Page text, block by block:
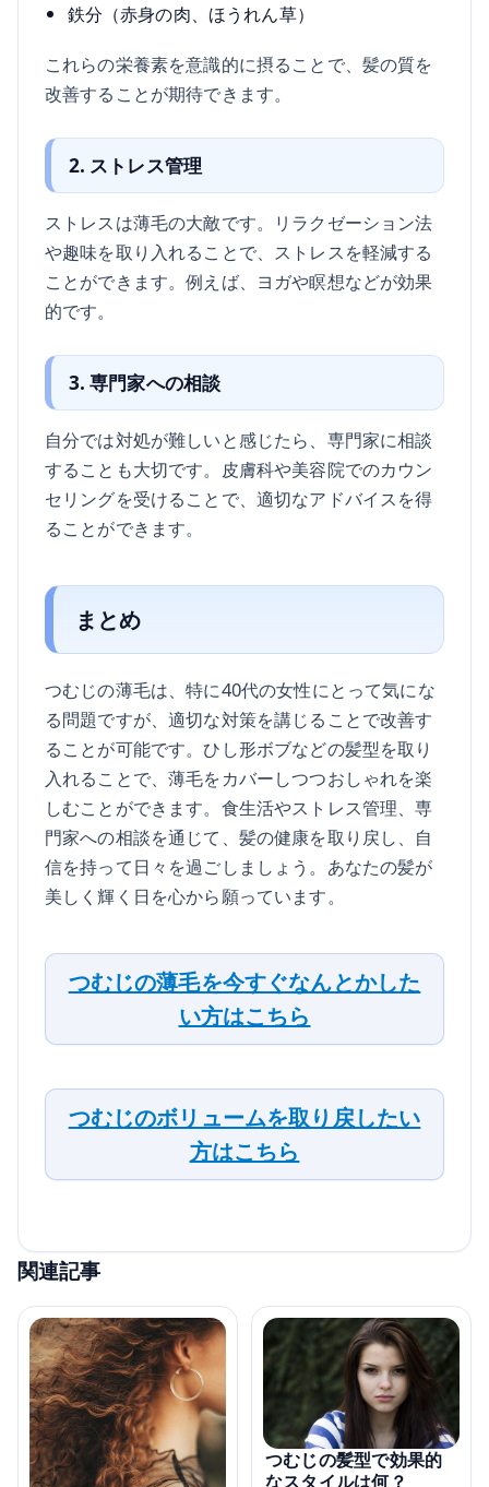
鉄分（赤身の肉、ほうれん草）
これらの栄養素を意識的に摂ることで、髪の質を
改善することが期待できます。
2. ストレス管理
ストレスは薄毛の大敵です。リラクゼーション法
や趣味を取り入れることで、ストレスを軽減する
ことができます。例えば、ヨガや瞑想などが効果
的です。
3. 専門家への相談
自分では対処が難しいと感じたら、専門家に相談
することも大切です。皮膚科や美容院でのカウン
セリングを受けることで、適切なアドバイスを得
ることができます。
まとめ
つむじの薄毛は、特に40代の女性にとって気にな
る問題ですが、適切な対策を講じることで改善す
ることが可能です。ひし形ボブなどの髪型を取り
入れることで、薄毛をカバーしつつおしゃれを楽
しむことができます。食生活やストレス管理、専
門家への相談を通じて、髪の健康を取り戻し、自
信を持って日々を過ごしましょう。あなたの髪が
美しく輝く日を心から願っています。
つむじの薄毛を今すぐなんとかした
い方はこちら
つむじのボリュームを取り戻したい
方はこちら
関連記事
つむじの髪型で効果的
なスタイルは何？